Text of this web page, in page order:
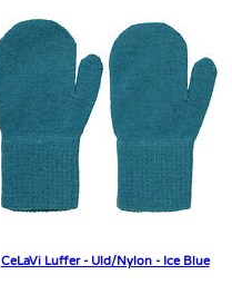
CeLaVi Luffer - Uld/Nylon - Ice Blue